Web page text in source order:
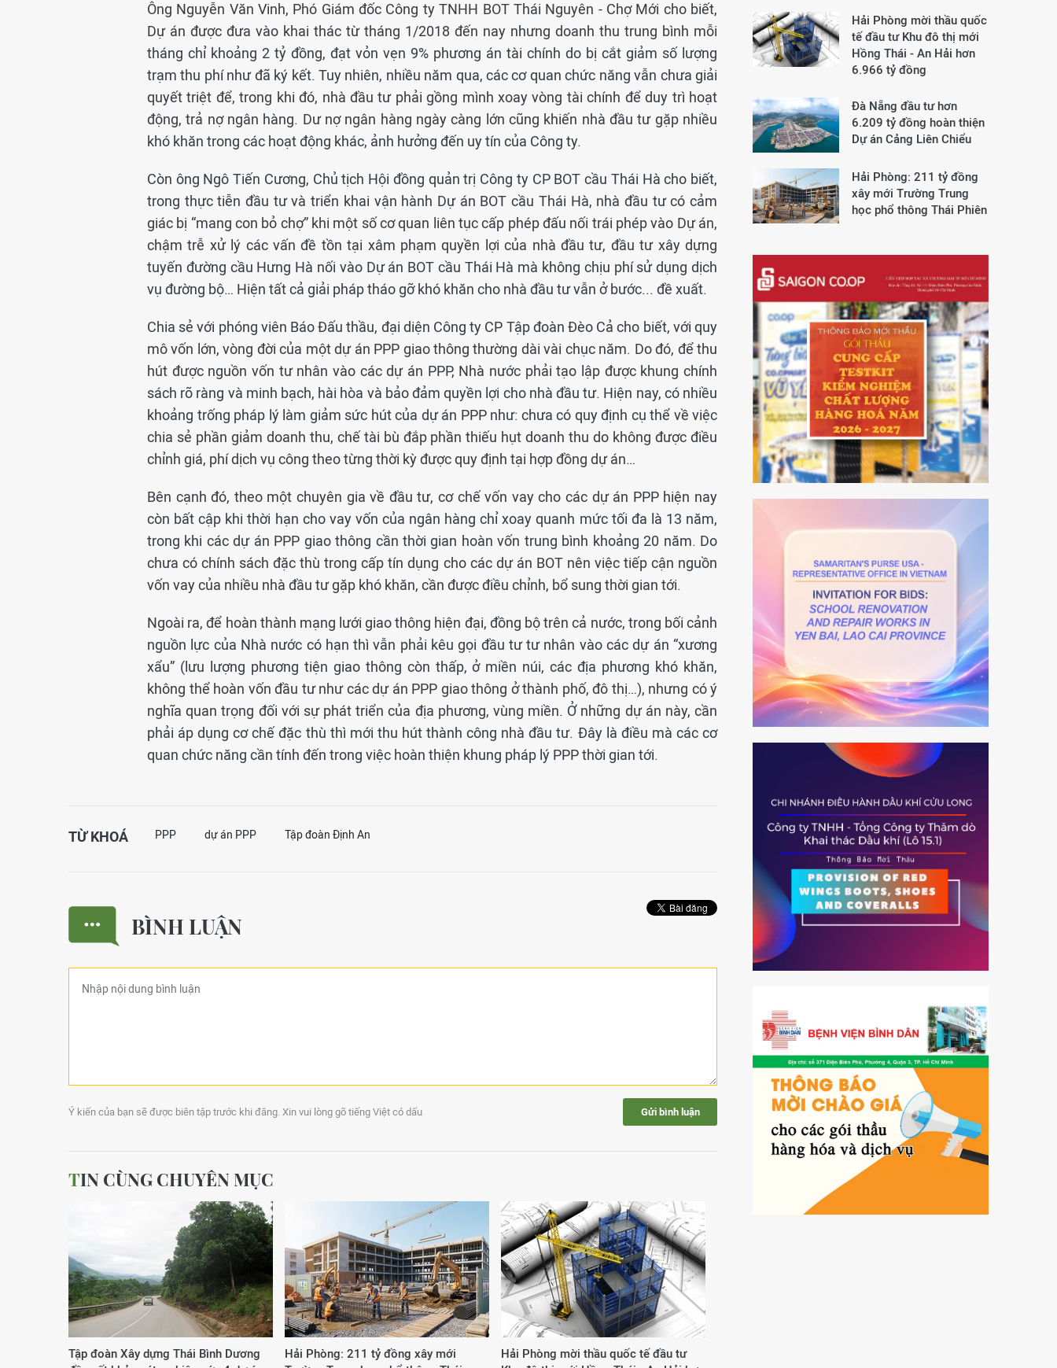
Ông Nguyễn Văn Vinh, Phó Giám đốc Công ty TNHH BOT Thái Nguyên - Chợ Mới cho biết,
Dự án được đưa vào khai thác từ tháng 1/2018 đến nay nhưng doanh thu trung bình mỗi
tháng chỉ khoảng 2 tỷ đồng, đạt vỏn vẹn 9% phương án tài chính do bị cắt giảm số lượng
trạm thu phí như đã ký kết. Tuy nhiên, nhiều năm qua, các cơ quan chức năng vẫn chưa giải
quyết triệt để, trong khi đó, nhà đầu tư phải gồng mình xoay vòng tài chính để duy trì hoạt
động, trả nợ ngân hàng. Dư nợ ngân hàng ngày càng lớn cũng khiến nhà đầu tư gặp nhiều
khó khăn trong các hoạt động khác, ảnh hưởng đến uy tín của Công ty.
Còn ông Ngô Tiến Cương, Chủ tịch Hội đồng quản trị Công ty CP BOT cầu Thái Hà cho biết,
trong thực tiễn đầu tư và triển khai vận hành Dự án BOT cầu Thái Hà, nhà đầu tư có cảm
giác bị “mang con bỏ chợ” khi một số cơ quan liên tục cấp phép đấu nối trái phép vào Dự án,
chậm trễ xử lý các vấn đề tồn tại xâm phạm quyền lợi của nhà đầu tư, đầu tư xây dựng
tuyến đường cầu Hưng Hà nối vào Dự án BOT cầu Thái Hà mà không chịu phí sử dụng dịch
vụ đường bộ… Hiện tất cả giải pháp tháo gỡ khó khăn cho nhà đầu tư vẫn ở bước... đề xuất.
Chia sẻ với phóng viên Báo Đấu thầu, đại diện Công ty CP Tập đoàn Đèo Cả cho biết, với quy
mô vốn lớn, vòng đời của một dự án PPP giao thông thường dài vài chục năm. Do đó, để thu
hút được nguồn vốn tư nhân vào các dự án PPP, Nhà nước phải tạo lập được khung chính
sách rõ ràng và minh bạch, hài hòa và bảo đảm quyền lợi cho nhà đầu tư. Hiện nay, có nhiều
khoảng trống pháp lý làm giảm sức hút của dự án PPP như: chưa có quy định cụ thể về việc
chia sẻ phần giảm doanh thu, chế tài bù đắp phần thiếu hụt doanh thu do không được điều
chỉnh giá, phí dịch vụ công theo từng thời kỳ được quy định tại hợp đồng dự án…
Bên cạnh đó, theo một chuyên gia về đầu tư, cơ chế vốn vay cho các dự án PPP hiện nay
còn bất cập khi thời hạn cho vay vốn của ngân hàng chỉ xoay quanh mức tối đa là 13 năm,
trong khi các dự án PPP giao thông cần thời gian hoàn vốn trung bình khoảng 20 năm. Do
chưa có chính sách đặc thù trong cấp tín dụng cho các dự án BOT nên việc tiếp cận nguồn
vốn vay của nhiều nhà đầu tư gặp khó khăn, cần được điều chỉnh, bổ sung thời gian tới.
Ngoài ra, để hoàn thành mạng lưới giao thông hiện đại, đồng bộ trên cả nước, trong bối cảnh
nguồn lực của Nhà nước có hạn thì vẫn phải kêu gọi đầu tư tư nhân vào các dự án “xương
xẩu” (lưu lượng phương tiện giao thông còn thấp, ở miền núi, các địa phương khó khăn,
không thể hoàn vốn đầu tư như các dự án PPP giao thông ở thành phố, đô thị…), nhưng có ý
nghĩa quan trọng đối với sự phát triển của địa phương, vùng miền. Ở những dự án này, cần
phải áp dụng cơ chế đặc thù thì mới thu hút thành công nhà đầu tư. Đây là điều mà các cơ
quan chức năng cần tính đến trong việc hoàn thiện khung pháp lý PPP thời gian tới.
TỪ KHOÁ PPP dự án PPP Tập đoàn Định An
BÌNH LUẬN
Ý kiến của bạn sẽ được biên tập trước khi đăng. Xin vui lòng gõ tiếng Việt có dấu Gửi bình luận
TIN CÙNG CHUYÊN MỤC
Tập đoàn Xây dựng Thái Bình Dương
Hải Phòng: 211 tỷ đồng xây mới
Hải Phòng mời thầu quốc tế đầu tư
Hải Phòng mời thầu quốc
tế đầu tư Khu đô thị mới
Hồng Thái - An Hải hơn
6.966 tỷ đồng
Đà Nẵng đầu tư hơn
6.209 tỷ đồng hoàn thiện
Dự án Cảng Liên Chiểu
Hải Phòng: 211 tỷ đồng
xây mới Trường Trung
học phổ thông Thái Phiên